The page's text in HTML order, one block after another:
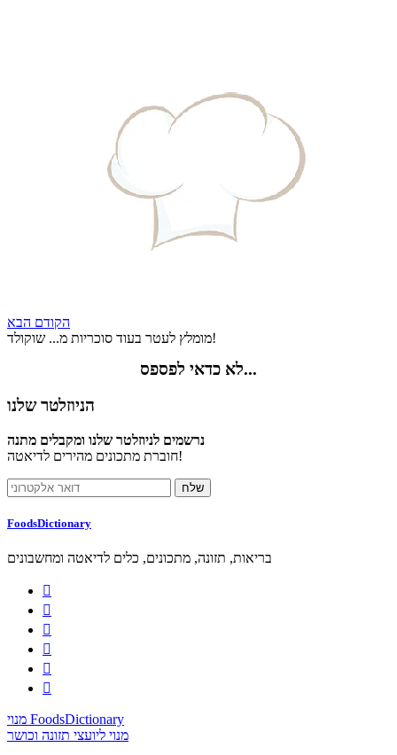
הקודם הבא
מומלץ לעטר בעוד סוכריות מ... שוקולד!
לא כדאי לפספס...
הניוזלטר שלנו
נרשמים לניוזלטר שלנו ומקבלים מתנה
חוברת מתכונים מהירים לדיאטה!
FoodsDictionary
בריאות, תזונה, מתכונים, כלים לדיאטה ומחשבונים






מנוי FoodsDictionary
מנוי ליועצי תזונה וכושר